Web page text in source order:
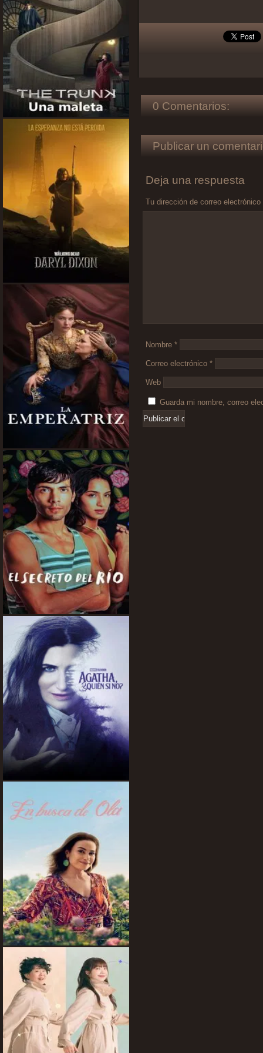
0 Comentarios:
Publicar un
Deja una respuesta
Tu dirección de correo
Nombre *
Correo electrónico *
Web
Guarda mi nombre, correo